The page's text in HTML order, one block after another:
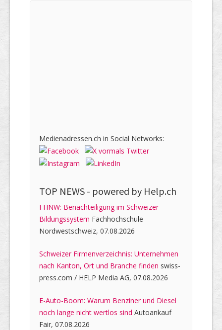
Medienadressen.ch in Social Networks:
TOP NEWS - powered by Help.ch
FHNW: Benachteiligung im Schweizer
Bildungssystem Fachhochschule
Nordwestschweiz, 07.08.2026
Schweizer Firmenverzeichnis: Unternehmen
nach Kanton, Ort und Branche finden swiss-
press.com / HELP Media AG, 07.08.2026
E-Auto-Boom: Warum Benziner und Diesel
noch lange nicht wertlos sind Autoankauf
Fair, 07.08.2026